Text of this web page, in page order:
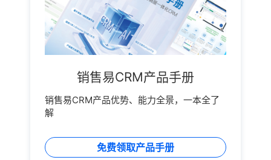
销售易CRM产品手册
销售易CRM产品优势、能力全景，一本全了
解
免费领取产品手册